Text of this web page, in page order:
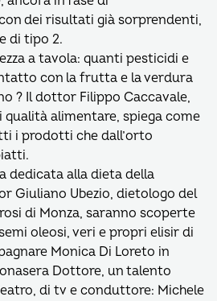
dei risultati già sorprendenti,
di tipo 2.
a tavola: quanti pesticidi e
con la frutta e la verdura
? Il dottor Filippo Caccavale,
alimentare, spiega come
i prodotti che dall’orto
dedicata alla dieta della
Giuliano Ubezio, dietologo del
di Monza, saranno scoperte
oleosi, veri e propri elisir di
Monica Di Loreto in
Dottore, un talento
di tv e conduttore: Michele